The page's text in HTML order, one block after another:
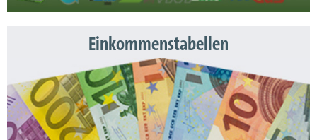
Einkommenstabellen